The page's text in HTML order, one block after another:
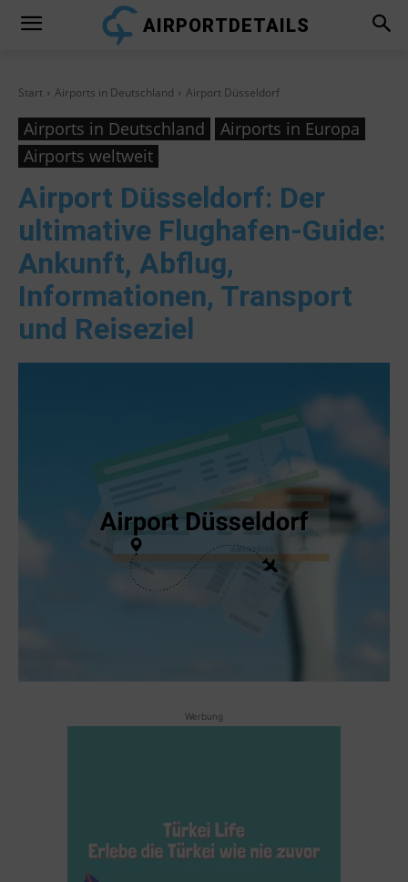
AIRPORTDETAILS
Start Airports in Deutschland Airport Düsseldorf
Airports in Deutschland
Airports in Europa
Airports weltweit
Airport Düsseldorf: Der
ultimative Flughafen-Guide:
Ankunft, Abflug,
Informationen, Transport
und Reiseziel
Werbung